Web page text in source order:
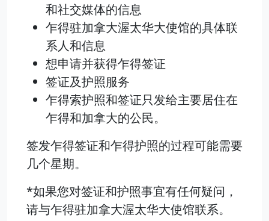
和社交媒体的信息
乍得驻加拿大渥太华大使馆的具体联
系人和信息
想申请并获得乍得签证
签证及护照服务
乍得索护照和签证只发给主要居住在
乍得和加拿大的公民。
签发乍得签证和乍得护照的过程可能需要
几个星期。
*如果您对签证和护照事宜有任何疑问，
请与乍得驻加拿大渥太华大使馆联系。